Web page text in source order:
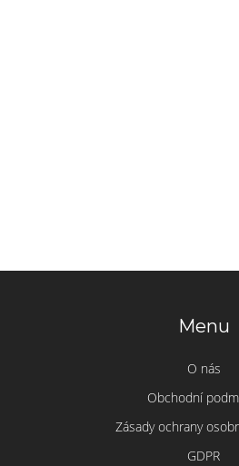
Menu
O nás
Obchodní
Zásady ochrany
GDPR